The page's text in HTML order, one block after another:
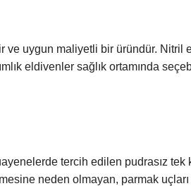
uygun maliyetli bir üründür. Nitril
eldivenler sağlık ortamında
tercih edilen pudrasız tek
neden olmayan, parmak uçları